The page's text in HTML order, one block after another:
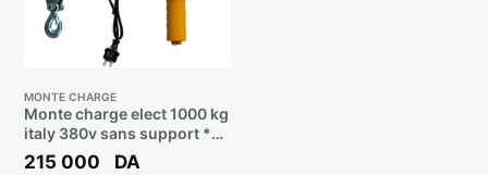
MONTE CHARGE
Monte charge elect 1000 kg
italy 380v sans support **
HERCULES
215 000 DA